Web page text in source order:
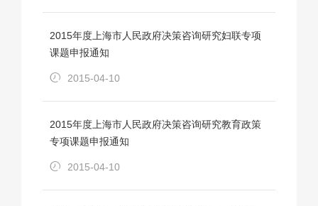
2015年度上海市人民政府决策咨询研究妇联专项
课题申报通知
2015-04-10
2015年度上海市人民政府决策咨询研究教育政策
专项课题申报通知
2015-04-10